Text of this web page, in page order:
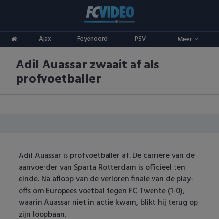
Ajax Feyenoord PSV Meer
ADO Den Haag
Ajax
FC Twente
FC Utrecht
Feyenoord
Competities
Eredivisie
Vrouwenvoetbal
Champions League
Europa League
Oranje
Adil Auassar zwaait af als
profvoetballer
Adil Auassar is profvoetballer af. De carrière van de
aanvoerder van Sparta Rotterdam is officieel ten
einde. Na afloop van de verloren finale van de play-
offs om Europees voetbal tegen FC Twente (1-0),
waarin Auassar niet in actie kwam, blikt hij terug op
zijn loopbaan.